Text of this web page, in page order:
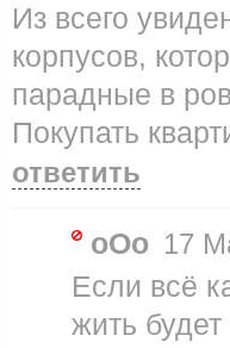
Из всего
корпусов,
парадные в
Покупать
ответить
oOo 17
Если всё
жить